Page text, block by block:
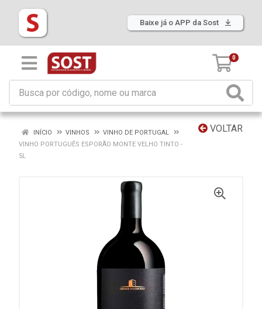
Baixe já o APP da Sost
0
VOLTAR
INÍCIO VINHOS
VINHO DE PORTUGAL
VINHO PORTUGUÊS ESPORÃO MONTE VELHO TINTO -
5L